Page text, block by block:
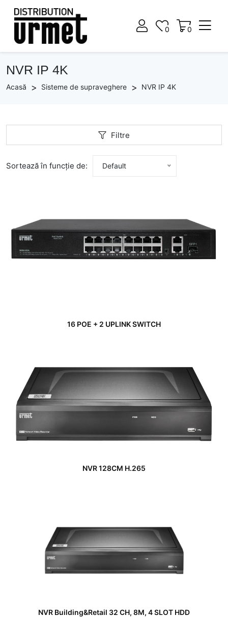
0
0 0
NVR IP 4K
Acasă Sisteme de supraveghere NVR IP 4K
Filtre
Sortează în funcție de: Default
16 POE + 2 UPLINK SWITCH
NVR 128CM H.265
NVR Building&Retail 32 CH, 8M, 4 SLOT HDD